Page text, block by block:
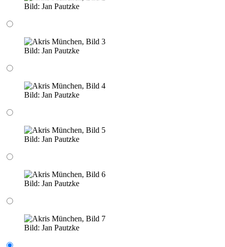
Bild: Jan Pautzke
Bild: Jan Pautzke
Bild: Jan Pautzke
Bild: Jan Pautzke
Bild: Jan Pautzke
Bild: Jan Pautzke